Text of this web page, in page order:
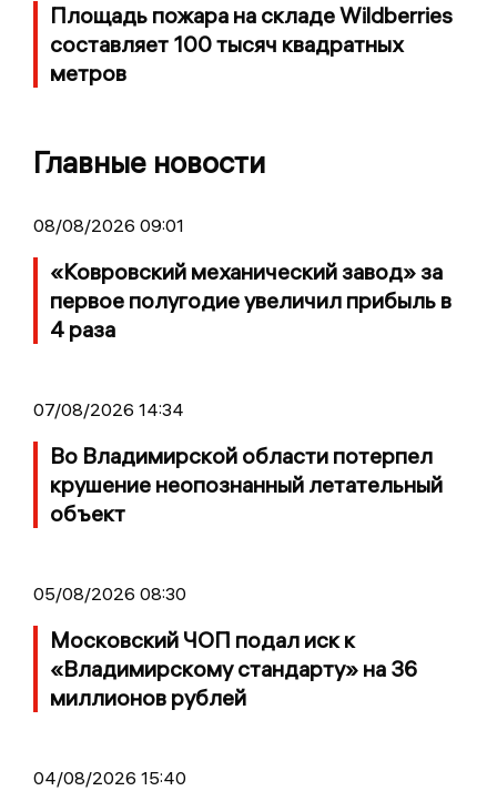
Площадь пожара на складе Wildberries
составляет 100 тысяч квадратных
метров
Главные новости
08/08/2026 09:01
«Ковровский механический завод» за
первое полугодие увеличил прибыль в
4 раза
07/08/2026 14:34
Во Владимирской области потерпел
крушение неопознанный летательный
объект
05/08/2026 08:30
Московский ЧОП подал иск к
«Владимирскому стандарту» на 36
миллионов рублей
04/08/2026 15:40